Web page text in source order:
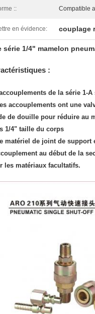
:: Compatible
en évidence: couplage
série 1/4" mamelon
:
de la série 1-
accouplements ont une
de douille pour réduire au
1/4" taille du corps
matériel de joint de
au début de la
les matériaux facultatifs.